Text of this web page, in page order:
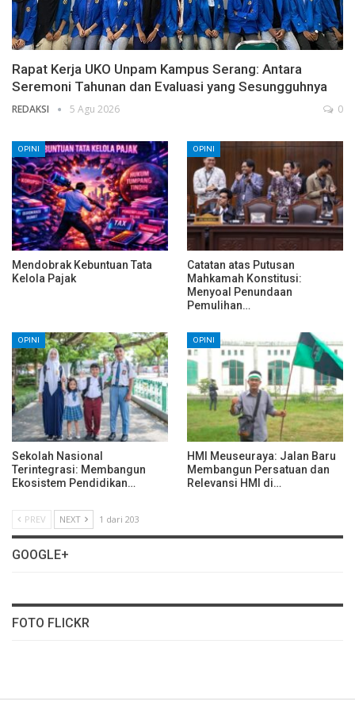
Rapat Kerja UKO Unpam Kampus Serang: Antara
Seremoni Tahunan dan Evaluasi yang Sesungguhnya
REDAKSI 5 Agu 2026 0
OPINI
Mendobrak Kebuntuan Tata
Kelola Pajak
OPINI
Catatan atas Putusan
Mahkamah Konstitusi:
Menyoal Penundaan
Pemulihan…
OPINI
Sekolah Nasional
Terintegrasi: Membangun
Ekosistem Pendidikan…
OPINI
HMI Meuseuraya: Jalan Baru
Membangun Persatuan dan
Relevansi HMI di…
PREV NEXT 1 dari 203
GOOGLE+
FOTO FLICKR